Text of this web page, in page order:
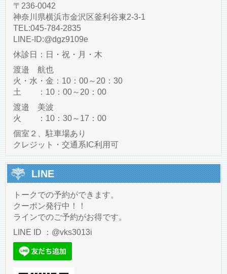
〒236-0042
神奈川県横浜市金沢区釜利谷東2-3-1
TEL:045-784-2835
LINE‐ID:@dgz9109e
休診日：日・祝・月・木
渡邉 航也
火・水・金：10：00～20：30
土 ：10：00～20：00
渡邉 美波
火 ：10：30～17：00
個室２、駐車場あり
クレジット・交通系IC利用可
LINE
トークでの予約ができます。
クーポン発行中！！
ラインでのご予約がお得です。
LINE ID ：@vks3013i